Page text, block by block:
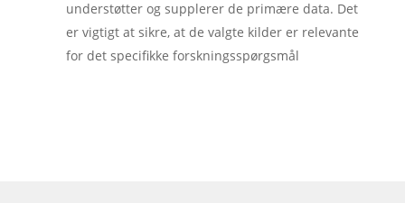
understøtter og supplerer de primære data. Det
er vigtigt at sikre, at de valgte kilder er relevante
for det specifikke forskningsspørgsmål